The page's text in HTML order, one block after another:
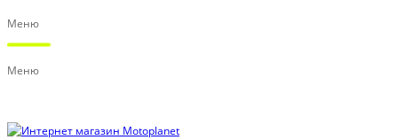
Меню
Меню